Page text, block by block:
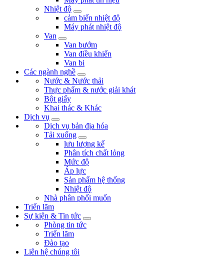
Nhiệt độ
cảm biến nhiệt độ
Máy phát nhiệt độ
Van
Van bướm
Van điều khiển
Van bi
Các ngành nghề
Nước & Nước thải
Thực phẩm & nước giải khát
Bột giấy
Khai thác & Khác
Dịch vụ
Dịch vụ bản địa hóa
Tải xuống
lưu lượng kế
Phân tích chất lỏng
Mức độ
Áp lực
Sản phẩm hệ thống
Nhiệt độ
Nhà phân phối muốn
Triển lãm
Sự kiện & Tin tức
Phòng tin tức
Triển lãm
Đào tạo
Liên hệ chúng tôi